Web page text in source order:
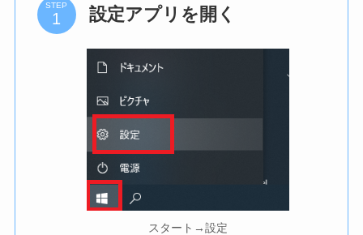
STEP 設定アプリを開く
スタート→設定